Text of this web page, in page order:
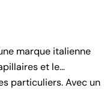
marque italienne
et le
particuliers. Avec un